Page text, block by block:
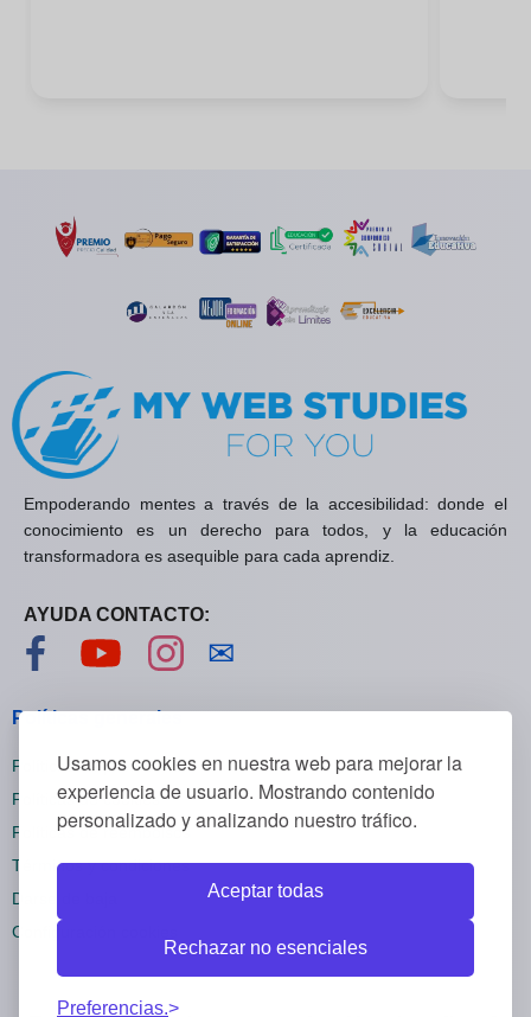
Usamos cookies en nuestra web para mejorar la
experiencia de usuario. Mostrando contenido
personalizado y analizando nuestro tráfico.
Aceptar todas
Rechazar no esenciales
Preferencias.
Empoderando mentes a través de la accesibilidad: donde el
conocimiento es un derecho para todos, y la educación
transformadora es asequible para cada aprendiz.
AYUDA CONTACTO:
Visítanos en Facebook
Visítanos en YouTube
Visítanos en Instagram
✉
Políticas generales
Políticas de privacidad
Políticas de cookies
Políticas de reembolsos
Términos y condiciones
Darse de baja
Configuración cookies